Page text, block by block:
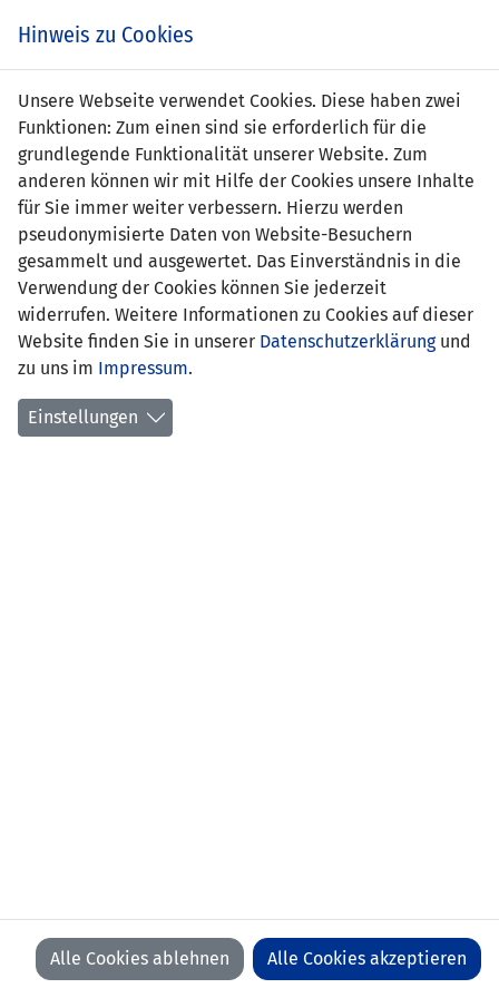
Julian Beck
Position: Mittelfeld
Geburtsdatum: 12. Oktober 1996
aktueller Verein: FC Triesenberg
Anzahl Spiele: 0
Hinweis zu Cookies
Unsere Webseite verwendet Cookies. Diese haben zwei
Funktionen: Zum einen sind sie erforderlich für die
grundlegende Funktionalität unserer Website. Zum
anderen können wir mit Hilfe der Cookies unsere Inhalte
für Sie immer weiter verbessern. Hierzu werden
pseudonymisierte Daten von Website-Besuchern
gesammelt und ausgewertet. Das Einverständnis in die
Verwendung der Cookies können Sie jederzeit
widerrufen. Weitere Informationen zu Cookies auf dieser
Website finden Sie in unserer Datenschutzerklärungund
zu uns im Impressum.
Einstellungen
Alle Cookies ablehnen Alle Cookies akzeptieren